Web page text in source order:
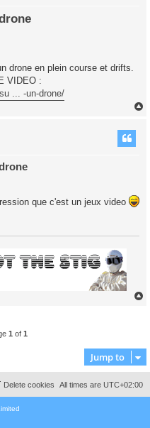
drone en plein course et drifts.
VIDEO :
... -un-drone/
que c'est un jeux video
1 of 1
Jump to
All times are UTC+02:00
Delete cookies